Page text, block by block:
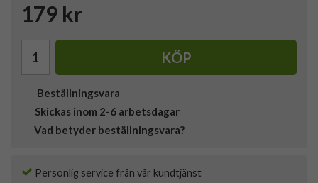
179 kr
KÖP
Beställningsvara
Skickas inom 2-6 arbetsdagar
Vad betyder beställningsvara?
Personlig service från vår kundtjänst